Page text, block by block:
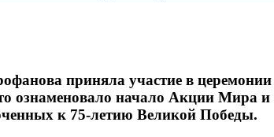
приняла участие в
ознаменовало начало Акции Мира
к 75-летию Великой Победы.